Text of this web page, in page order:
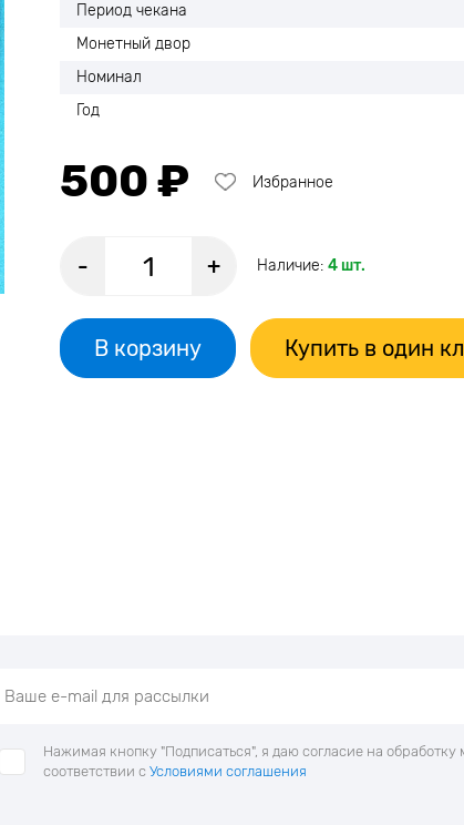
Период чекана
Монетный двор
Номинал
Год
500 ₽ Избранное
- + Наличие: 4 шт.
В корзину Купить в один
Нажимая кнопку "Подписаться", я даю согласие на
соответствии с Условиями соглашения